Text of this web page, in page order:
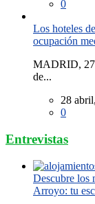
0
Los hoteles
ocupación
MADRID, 27
de...
28
0
Entrevistas
Descubre los
Arroyo: tu